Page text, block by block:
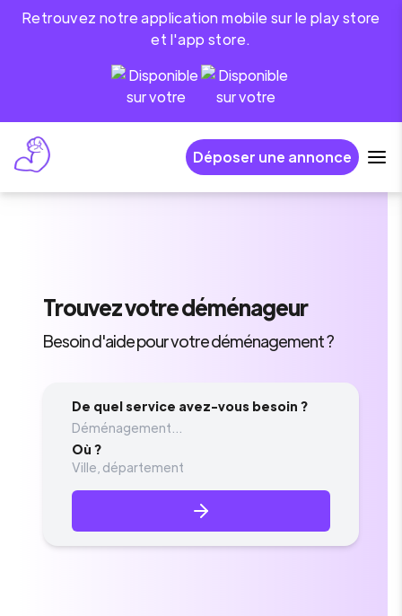
Retrouvez notre application mobile sur le play store
et l'app store.
Déposer une annonce
Trouvezvotre déménageur
Besoin d'aide pour votre déménagement ?
De quel service avez-vous besoin ?
Déménagement...
Où ?